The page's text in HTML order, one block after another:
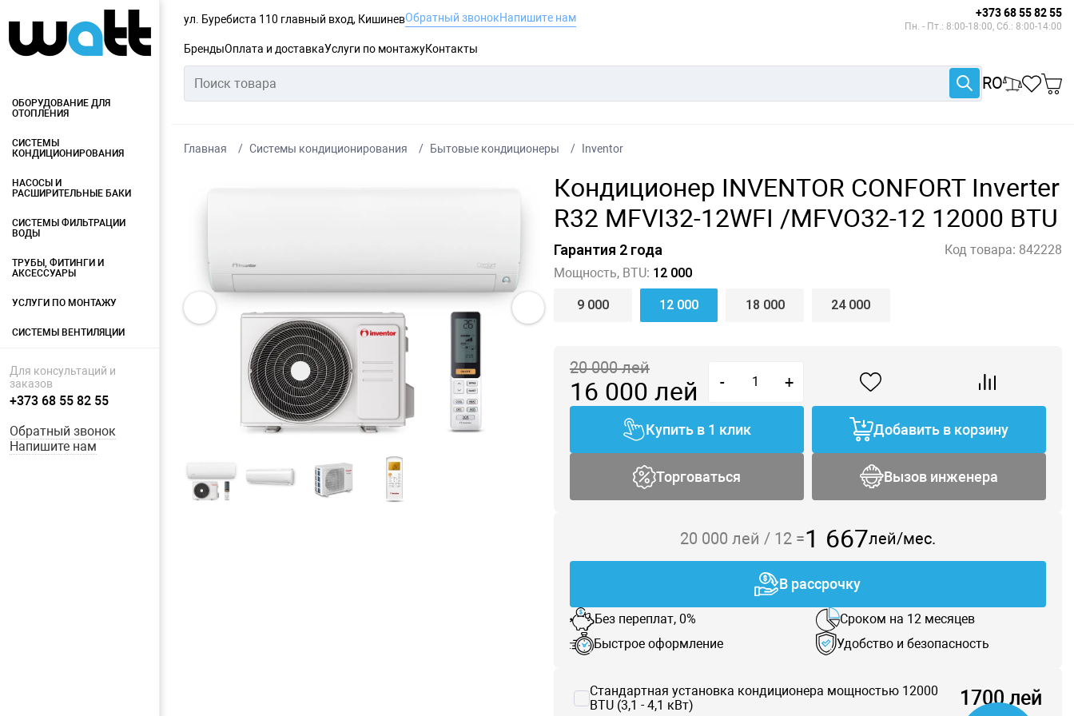
ул. Буребиста 110 главный вход, КишиневОбратный звонокНапишите нам +373 68 55 82 55
Пн. - Пт.: 8:00-18:00, Сб.: 8:00-14:00
БрендыОплата и доставкаУслуги по монтажуКонтакты
RO
ОБОРУДОВАНИЕ ДЛЯ
ОТОПЛЕНИЯ
СИСТЕМЫ
КОНДИЦИОНИРОВАНИЯ
НАСОСЫ И
РАСШИРИТЕЛЬНЫЕ БАКИ
СИСТЕМЫ ФИЛЬТРАЦИИ
ВОДЫ
ТРУБЫ, ФИТИНГИ И
АКСЕССУАРЫ
УСЛУГИ ПО МОНТАЖУ
СИСТЕМЫ ВЕНТИЛЯЦИИ
Для консультаций и
заказов
+373 68 55 82 55
Обратный звонок
Напишите нам
Главная Системы кондиционирования Бытовые кондиционеры Inventor
Кондиционер INVENTOR CONFORT Inverter
R32 MFVI32-12WFI /MFVO32-12 12000 BTU
Гарантия 2 года Код товара: 842228
Мощность, BTU: 12 000
9 000 12 000 18 000 24 000
20 000лей
16 000 лей - +
Купить в 1 клик Добавить в корзину
Торговаться Вызов инженера
20 000 лей / 12=1 667лей/мес.
В рассрочку
Без переплат, 0%
Сроком на 12 месяцев
Быстрое оформление
Удобство и безопасность
Стандартная установка кондиционера мощностью 12000
BTU (3,1 - 4,1 кВт)
1700 лей